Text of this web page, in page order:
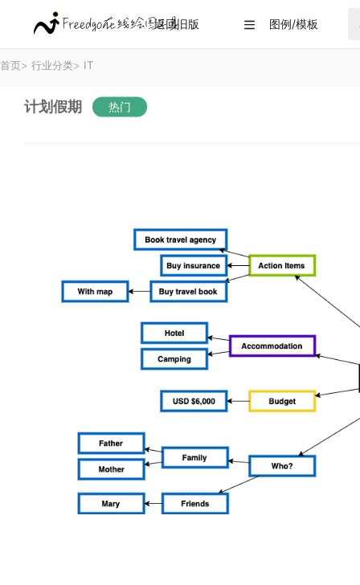
返回旧版  图例/模板
首页> 行业分类> IT
计划假期 热门